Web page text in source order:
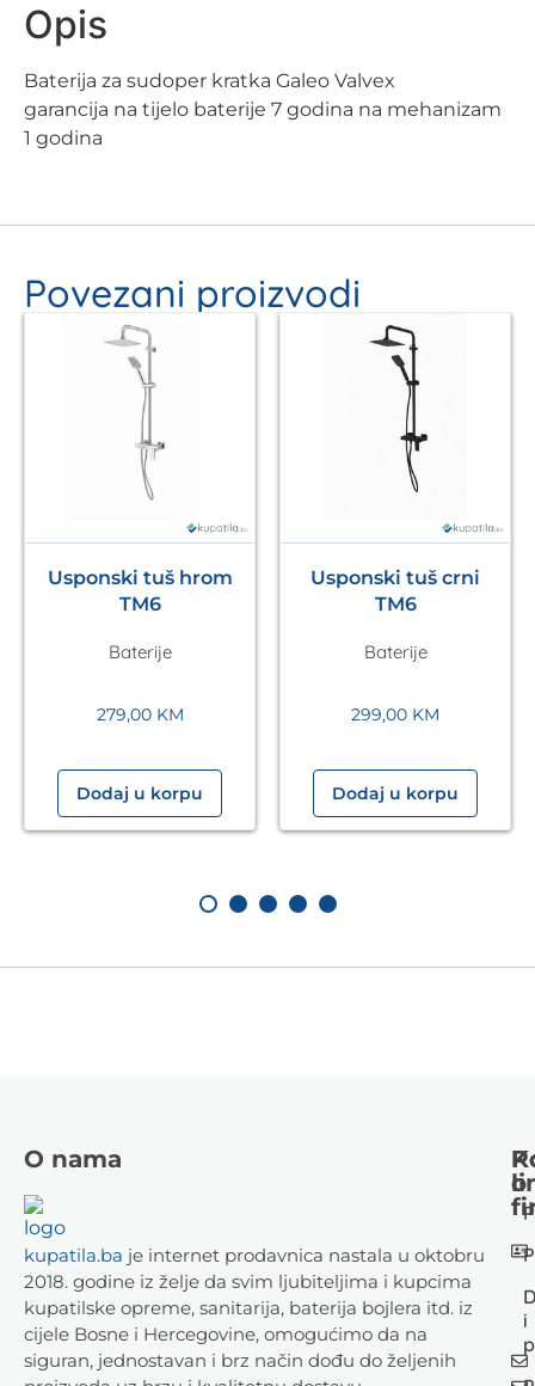
Opis
Baterija za sudoper kratka Galeo Valvex
garancija na tijelo baterije 7 godina na mehanizam
1 godina
Povezani proizvodi
Usponski tuš hrom
TM6
Baterije
279,00 KM
Dodaj u korpu
Usponski tuš crni
TM6
Baterije
299,00 KM
Dodaj u korpu
O nama
kupatila.ba je internet prodavnica nastala u oktobru
2018. godine iz želje da svim ljubiteljima i kupcima
kupatilske opreme, sanitarija, baterija bojlera itd. iz
cijele Bosne i Hercegovine, omogućimo da na
siguran, jednostavan i brz način dođu do željenih
i
o